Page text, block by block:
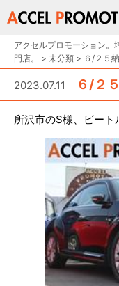
アクセルプロモーション。
門店。
> 未分類 > ６/２５
2023.07.11 ６/２
所沢市のS様、ビート